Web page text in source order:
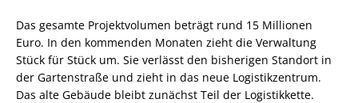
Das gesamte Projektvolumen beträgt rund 15 Millionen
Euro. In den kommenden Monaten zieht die Verwaltung
Stück für Stück um. Sie verlässt den bisherigen Standort in
der Gartenstraße und zieht in das neue Logistikzentrum.
Das alte Gebäude bleibt zunächst Teil der Logistikkette.